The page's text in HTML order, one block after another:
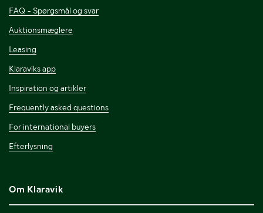
FAQ - Spørgsmål og svar
Auktionsmæglere
Leasing
Klaraviks app
Inspiration og artikler
Frequently asked questions
For international buyers
Efterlysning
Om Klaravik